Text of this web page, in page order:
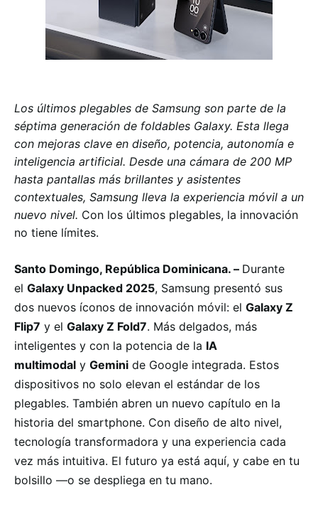
Los últimos plegables de Samsung son parte de la
séptima generación de foldables Galaxy. Esta llega
con mejoras clave en diseño, potencia, autonomía e
inteligencia artificial. Desde una cámara de 200 MP
hasta pantallas más brillantes y asistentes
contextuales, Samsung lleva la experiencia móvil a un
nuevo nivel. Con los últimos plegables, la innovación
no tiene límites.
Santo Domingo, República Dominicana. – Durante
el Galaxy Unpacked 2025, Samsung presentó sus
dos nuevos íconos de innovación móvil: el Galaxy Z
Flip7 y el Galaxy Z Fold7. Más delgados, más
inteligentes y con la potencia de la IA
multimodal y Gemini de Google integrada. Estos
dispositivos no solo elevan el estándar de los
plegables. También abren un nuevo capítulo en la
historia del smartphone. Con diseño de alto nivel,
tecnología transformadora y una experiencia cada
vez más intuitiva. El futuro ya está aquí, y cabe en tu
bolsillo —o se despliega en tu mano.